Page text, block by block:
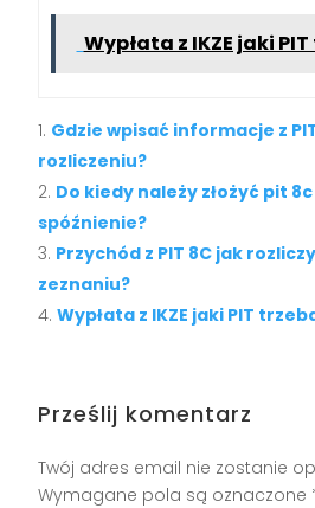
Wypłata z IKZE jaki
Gdzie wpisać informacje z
rozliczeniu?
Do kiedy należy złożyć pit
spóźnienie?
Przychód z PIT 8C jak
zeznaniu?
Wypłata z IKZE jaki PIT
Prześlij komentarz
Twój adres email nie zostanie
Wymagane pola są oznaczone